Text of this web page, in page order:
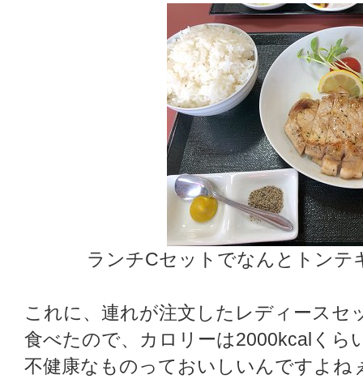
ランチCセットでなんとトンテ
これに、連れが注文したレディースセ
食べたので、カロリーは2000kcalくら
不健康なものっておいしいんですよね